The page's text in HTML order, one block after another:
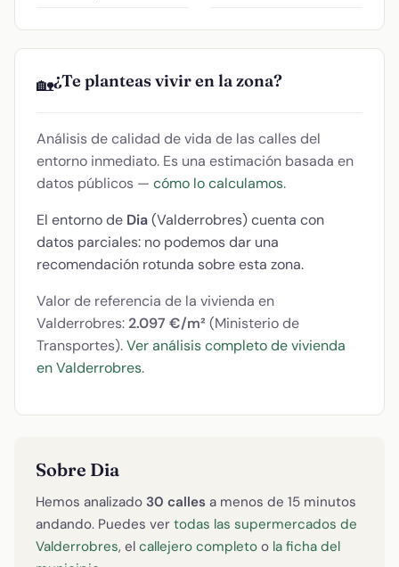
🏡¿Te planteas vivir en la zona?
Análisis de calidad de vida de las calles del
entorno inmediato. Es una estimación basada en
datos públicos — cómo lo calculamos.
El entorno de Dia(Valderrobres) cuenta con
datos parciales: no podemos dar una
recomendación rotunda sobre esta zona.
Valor de referencia de la vivienda en
Valderrobres: 2.097 €/m² (Ministerio de
Transportes).Ver análisis completo de vivienda
en Valderrobres.
Sobre Dia
Hemos analizado 30 calles a menos de 15 minutos
andando. Puedes ver todas las supermercados de
Valderrobres, el callejero completo o la ficha del